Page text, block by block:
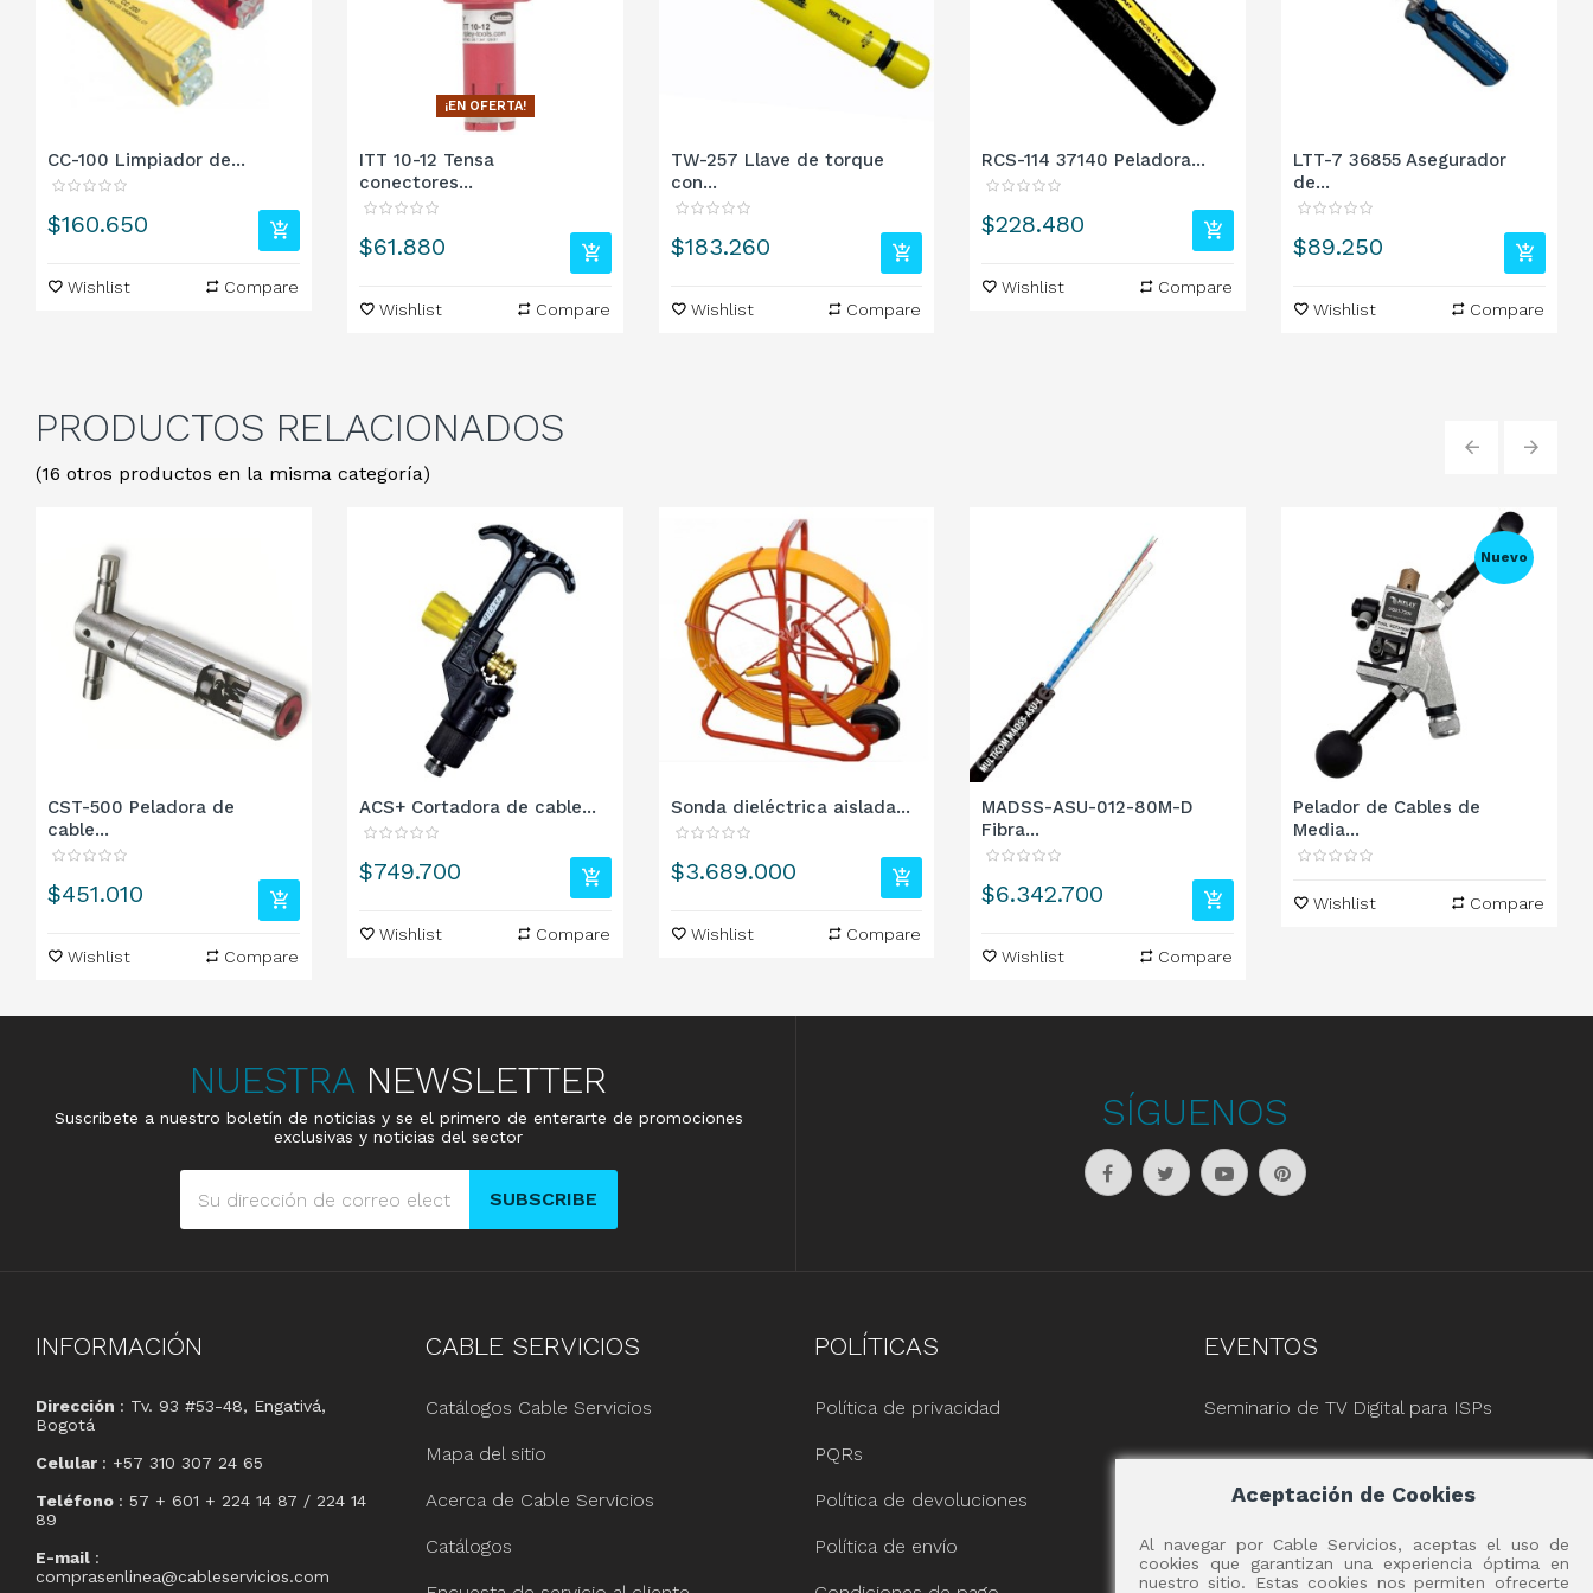
CC-100 Limpiador de...
Precio
$160.650
Wishlist Compare
¡EN OFERTA!
ITT 10-12 Tensa
conectores...
Precio
$61.880
Wishlist Compare
TW-257 Llave de torque
con...
Precio
$183.260
Wishlist Compare
RCS-114 37140 Peladora...
Precio
$228.480
Wishlist Compare
LTT-7 36855 Asegurador
de...
Precio
$89.250
Wishlist Compare
PRODUCTOS RELACIONADOS
(16 otros productos en la misma categoría)
CST-500 Peladora de
cable...
Precio
$451.010
Wishlist Compare
ACS+ Cortadora de cable...
Precio
$749.700
Wishlist Compare
Sonda dieléctrica aislada...
Precio
$3.689.000
Wishlist Compare
MADSS-ASU-012-80M-D
Fibra...
Precio
$6.342.700
Wishlist Compare
Nuevo
Pelador de Cables de
Media...
Wishlist Compare
NUESTRA NEWSLETTER
Suscribete a nuestro boletín de noticias y se el primero de enterarte de promociones
exclusivas y noticias del sector
SUBSCRIBE
SÍGUENOS
INFORMACIÓN
Dirección : Tv. 93 #53-48, Engativá,
Bogotá
Celular : +57 310 307 24 65
Teléfono : 57 + 601 + 224 14 87 / 224 14
89
E-mail :
comprasenlinea@cableservicios.com
CABLE SERVICIOS
Catálogos Cable Servicios
Mapa del sitio
Acerca de Cable Servicios
Catálogos
POLÍTICAS
Política de privacidad
PQRs
Política de devoluciones
Política de envío
EVENTOS
Seminario de TV Digital para ISPs
Aceptación de Cookies
Al navegar por Cable Servicios, aceptas el uso de
cookies que garantizan una experiencia óptima en
nuestro sitio. Estas cookies nos permiten ofrecerte